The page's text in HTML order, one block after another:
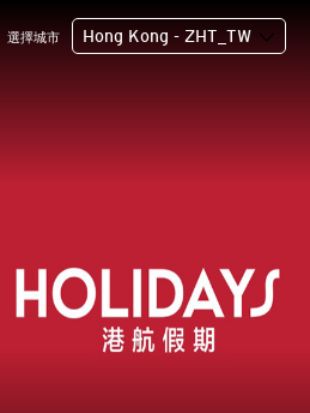
選擇城市 Hong Kong - ZHT_TW